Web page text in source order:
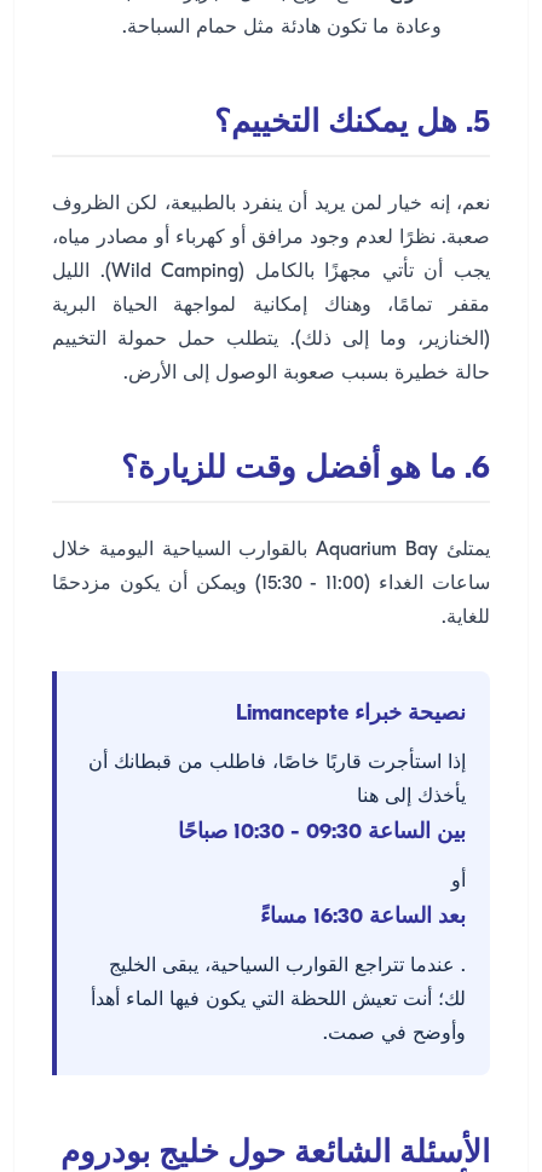
وعادة ما تكون هادئة مثل حمام السباحة.
5. هل يمكنك التخييم؟
نعم، إنه خيار لمن يريد أن ينفرد بالطبيعة، لكن الظروف
صعبة. نظرًا لعدم وجود مرافق أو كهرباء أو مصادر مياه،
يجب أن تأتي مجهزًا بالكامل (Wild Camping). الليل
مقفر تمامًا، وهناك إمكانية لمواجهة الحياة البرية
(الخنازير، وما إلى ذلك). يتطلب حمل حمولة التخييم
حالة خطيرة بسبب صعوبة الوصول إلى الأرض.
6. ما هو أفضل وقت للزيارة؟
يمتلئ Aquarium Bay بالقوارب السياحية اليومية خلال
ساعات الغداء (11:00 - 15:30) ويمكن أن يكون مزدحمًا
للغاية.
نصيحة خبراء Limancepte
إذا استأجرت قاربًا خاصًا، فاطلب من قبطانك أن
يأخذك إلى هنا
بين الساعة 09:30 - 10:30 صباحًا
أو
بعد الساعة 16:30 مساءً
. عندما تتراجع القوارب السياحية، يبقى الخليج
لك؛ أنت تعيش اللحظة التي يكون فيها الماء أهدأ
وأوضح في صمت.
الأسئلة الشائعة حول خليج بودروم